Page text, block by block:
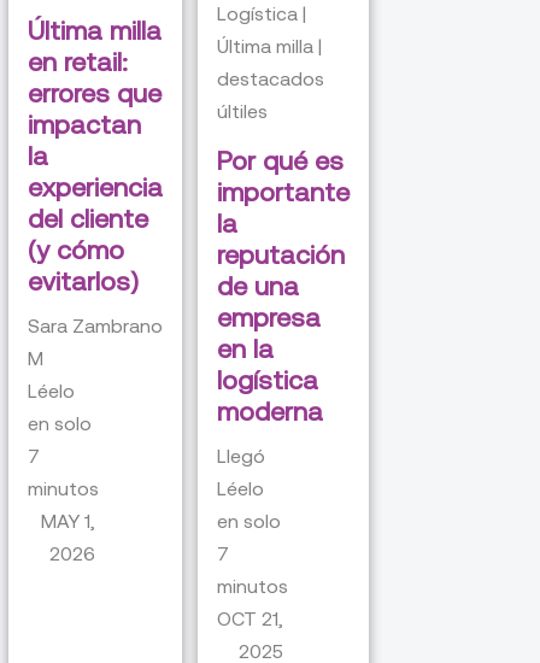
Última milla
en retail:
errores que
impactan
la
experiencia
del cliente
(y cómo
evitarlos)
Sara Zambrano
M
Léelo
en solo
7
minutos
MAY 1,
2026
Logística |
Última milla |
destacados
últiles
Por qué es
importante
la
reputación
de una
empresa
en la
logística
moderna
Llegó
Léelo
en solo
7
minutos
OCT 21,
2025